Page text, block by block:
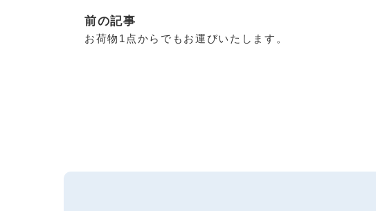
前の記事
お荷物1点からでもお運びいたします。